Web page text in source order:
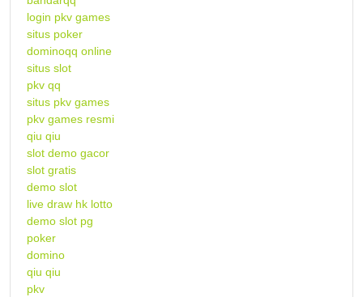
login pkv games
situs poker
dominoqq online
situs slot
pkv qq
situs pkv games
pkv games resmi
qiu qiu
slot demo gacor
slot gratis
demo slot
live draw hk lotto
demo slot pg
poker
domino
qiu qiu
pkv